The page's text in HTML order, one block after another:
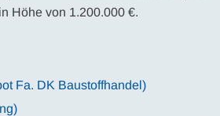
Höhe von 1.200.000 €.
Fa. DK Baustoffhandel)